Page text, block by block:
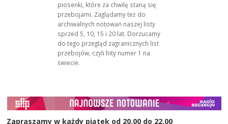
piosenki, które za chwilę staną się
przebojami. Zaglądamy też do
archiwalnych notowań naszej listy
sprzed 5, 10, 15 i 20 lat. Dorzucamy
do tego przegląd zagranicznych list
przebojów, czyli hity numer 1 na
świecie.
Zapraszamy w każdy piątek od 20.00 do 22.00